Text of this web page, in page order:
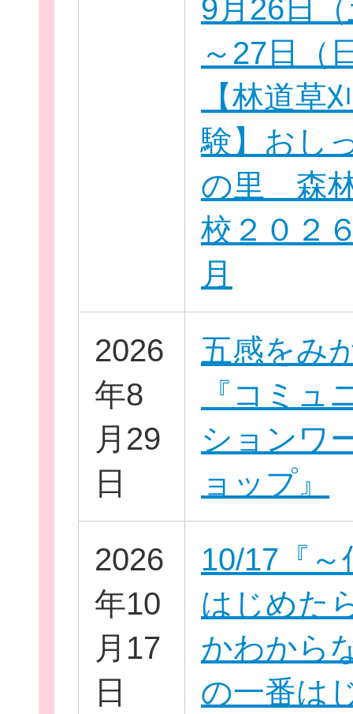
新規登
ボランティ
企業・
ログイ
9月26日
～27日（
【林道草
験】おし
の里 森
校２０２
月
2026
年8
月29
日
五感をみ
『コミュ
ションワ
ョップ』
2026
年10
月17
日
10/17『～
はじめた
かわから
の一番は